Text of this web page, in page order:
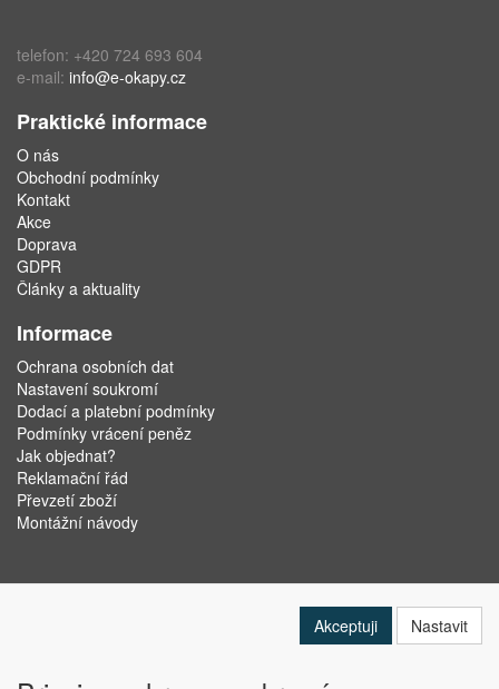
telefon: +420 724 693 604
e-mail: info@e-okapy.cz
Praktické informace
O nás
Obchodní podmínky
Kontakt
Akce
Doprava
GDPR
Články a aktuality
Informace
Ochrana osobních dat
Nastavení soukromí
Dodací a platební podmínky
Podmínky vrácení peněz
Jak objednat?
Reklamační řád
Převzetí zboží
Montážní návody
Akceptuji Nastavit